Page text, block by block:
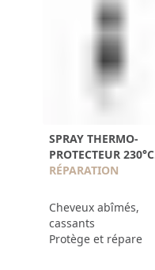
SPRAY THERMO-
PROTECTEUR 230°C
ANTI-CASSE
RÉPARATION
Cheveux abîmés,
cassants
Protège et répare